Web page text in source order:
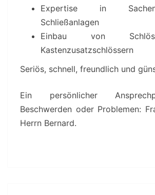
Expertise in
Schließanlagen
Einbau von
Kastenzusatzschlössern
Seriös, schnell, freundlich und
Ein persönlicher
Beschwerden oder Problemen:
Herrn Bernard.